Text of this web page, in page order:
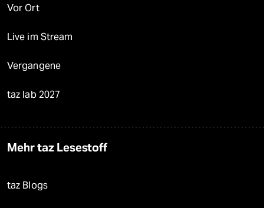
Vor Ort
Live im Stream
Vergangene
taz lab 2027
Mehr taz Lesestoff
taz Blogs